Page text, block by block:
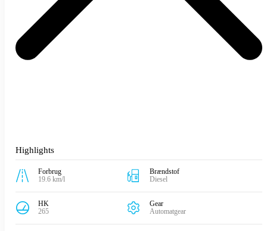
Highlights
Forbrug
19.6 km/l
Brændstof
Diesel
HK
265
Gear
Automatgear